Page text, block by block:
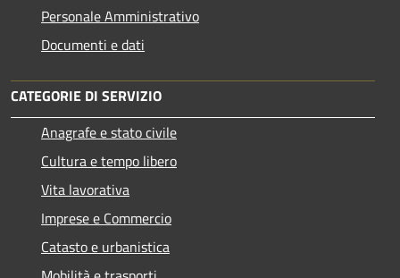
Personale Amministrativo
Documenti e dati
CATEGORIE DI SERVIZIO
Anagrafe e stato civile
Cultura e tempo libero
Vita lavorativa
Imprese e Commercio
Catasto e urbanistica